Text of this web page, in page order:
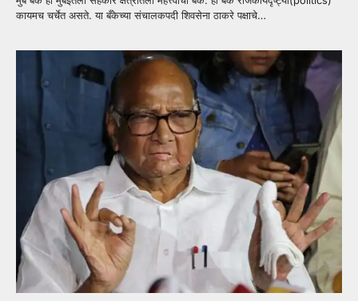
कायमच चर्चेत असते. या बँकेच्या संचालकपदी शिवसेना ठाकरे पक्षाचे…